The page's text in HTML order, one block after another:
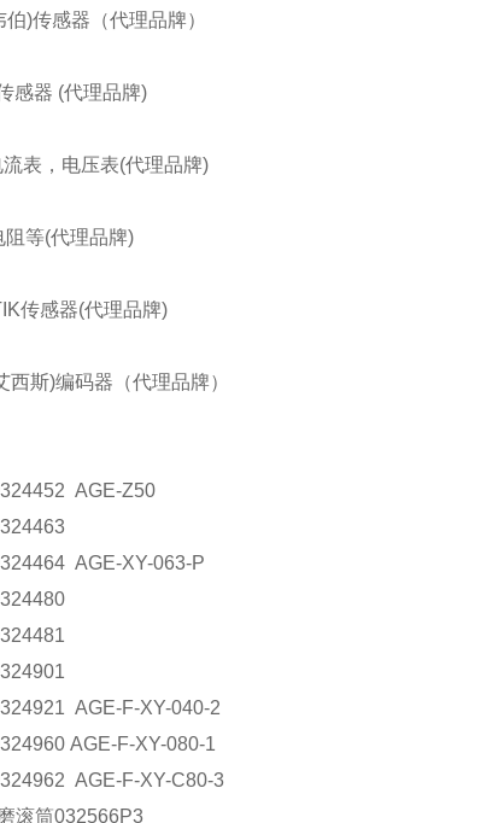
)传感器（代理品牌）
感器 (代理品牌)
表，电压表(代理品牌)
等(代理品牌)
传感器(代理品牌)
西斯)编码器（代理品牌）
AGE-Z50
AGE-XY-063-P
AGE-F-XY-040-2
AGE-F-XY-080-1
AGE-F-XY-C80-3
滚筒032566P3